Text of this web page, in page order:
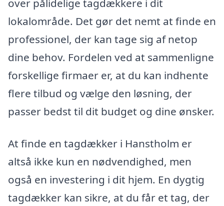
over pålidelige tagdækkere i dit
lokalområde. Det gør det nemt at finde en
professionel, der kan tage sig af netop
dine behov. Fordelen ved at sammenligne
forskellige firmaer er, at du kan indhente
flere tilbud og vælge den løsning, der
passer bedst til dit budget og dine ønsker.
At finde en tagdækker i Hanstholm er
altså ikke kun en nødvendighed, men
også en investering i dit hjem. En dygtig
tagdækker kan sikre, at du får et tag, der